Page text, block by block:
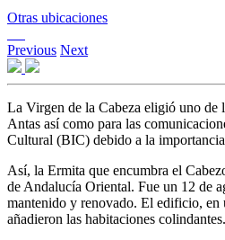
Otras ubicaciones
Previous Next
La Virgen de la Cabeza eligió uno de
Antas así como para las
Cultural (BIC) debido a la
Así, la Ermita que encumbra el
de Andalucía Oriental. Fue un 12 de
mantenido y renovado. El edificio, en
añadieron las habitaciones colindantes.